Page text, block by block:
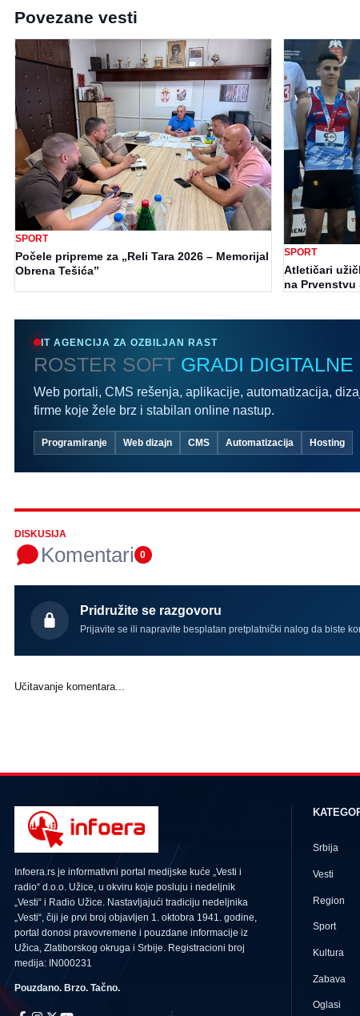
Povezane vesti
SPORT
Počele pripreme za „Reli Tara 2026 – Memorijal
Obrena Tešića”
SPORT
Atletičari
na Prvenstvu
IT AGENCIJA ZA OZBILJAN RAST
ROSTER SOFT GRADI
Web portali, CMS rešenja, aplikacije, automatizacija,
firme koje žele brz i stabilan online nastup.
Programiranje Web dizajn CMS Automatizacija Hosting
DISKUSIJA
Komentari 0
Pridružite se razgovoru
Prijavite se ili napravite besplatan pretplatnički nalog da biste
Učitavanje komentara...
Infoera.rs je informativni portal medijske kuće „Vesti i
radio“ d.o.o. Užice, u okviru koje posluju i nedeljnik
„Vesti“ i Radio Užice. Nastavljajući tradiciju nedeljnika
„Vesti“, čiji je prvi broj objavljen 1. oktobra 1941. godine,
portal donosi pravovremene i pouzdane informacije iz
Užica, Zlatiborskog okruga i Srbije. Registracioni broj
medija: IN000231
Pouzdano. Brzo. Tačno.
Srbija
Vesti
Region
Sport
Kultura
Zabava
Oglasi